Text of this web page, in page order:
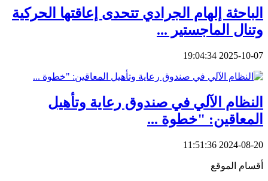
الباحثة إلهام الجرادي تتحدى إعاقتها الحركية
وتنال الماجستير ...
2025-10-07 19:04:34
⁠⁠⁠⁠النظام الآلي في صندوق رعاية وتأهيل
المعاقين: "خطوة ...
2024-08-20 11:51:36
أقسام الموقع